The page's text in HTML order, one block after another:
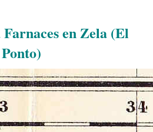
en Zela (El
Ponto)